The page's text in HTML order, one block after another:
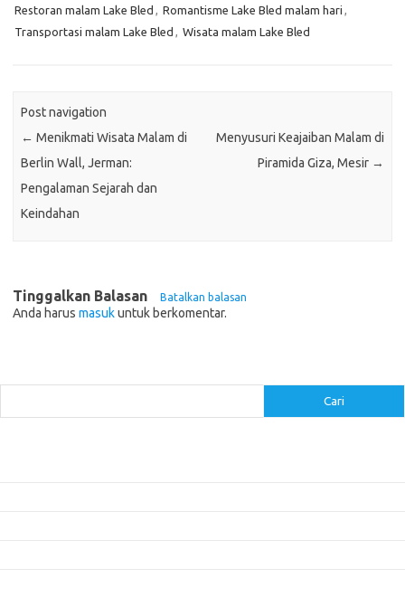
Restoran malam Lake Bled , Romantisme Lake Bled malam hari ,
Transportasi malam Lake Bled , Wisata malam Lake Bled
Post navigation
← Menikmati Wisata Malam di
Berlin Wall, Jerman:
Pengalaman Sejarah dan
Keindahan
Menyusuri Keajaiban Malam di
Piramida Giza, Mesir →
Tinggalkan Balasan Batalkan balasan
Anda harus masukuntuk berkomentar.
Cari